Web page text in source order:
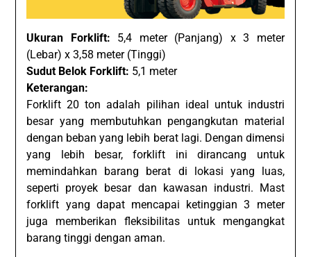
Ukuran Forklift: 5,4 meter (Panjang) x 3 meter
(Lebar) x 3,58 meter (Tinggi)
Sudut Belok Forklift: 5,1 meter
Keterangan:
Forklift 20 ton adalah pilihan ideal untuk industri
besar yang membutuhkan pengangkutan material
dengan beban yang lebih berat lagi. Dengan dimensi
yang lebih besar, forklift ini dirancang untuk
memindahkan barang berat di lokasi yang luas,
seperti proyek besar dan kawasan industri. Mast
forklift yang dapat mencapai ketinggian 3 meter
juga memberikan fleksibilitas untuk mengangkat
barang tinggi dengan aman.